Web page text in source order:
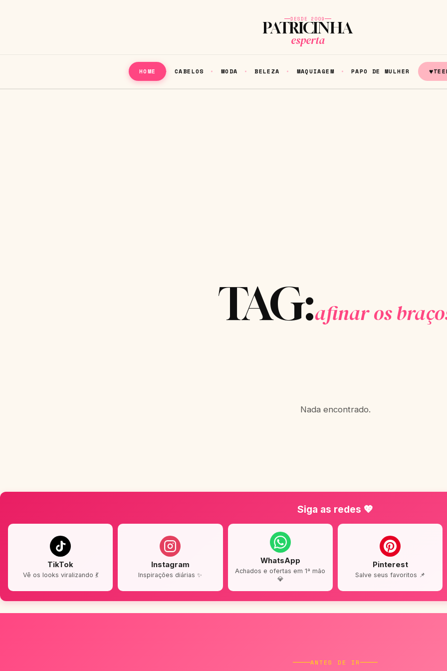
DESDE 2009
PATRICINHA
esperta
HOME CABELOS MODA BELEZA MAQUIAGEM PAPO DE MULHER ♥
TAG:afinar os
Nada encontrado.
Siga as redes 💖
TikTok
Vê os looks viralizando 💃
Instagram
Inspirações diárias ✨
WhatsApp
Achados e ofertas em 1ª mão
💎
Pinterest
Salve seus favoritos 📌
ANTES DE IR